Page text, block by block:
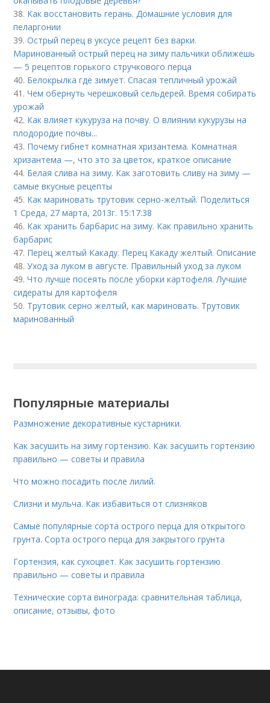
38. Как восстановить герань. Домашние условия для
пеларгонии
39.Острый перец в уксусе рецепт без варки.
Маринованный острый перец на зиму пальчики оближешь
— 5 рецептов горького стручкового перца
40. Белокрылка где зимует. Спасая тепличный урожай
41.Чем обернуть черешковый сельдерей. Время собирать
урожай
42. Как влияет кукуруза на почву. О влиянии кукурузы на
плодородие почвы...
43. Почему гибнет комнатная хризантема. Комнатная
хризантема —, что это за цветок, краткое описание
44. Белая слива на зиму. Как заготовить сливу на зиму —
самые вкусные рецепты
45. Как мариновать трутовик серно-желтый. Поделиться
1 Среда, 27 марта, 2013г. 15:17:38
46. Как хранить барбарис на зиму. Как правильно хранить
барбарис
47. Перец желтый Какаду. Перец Какаду желтый. Описание
48.Уход за луком в августе. Правильный уход за луком
49.Что лучше посеять после уборки картофеля. Лучшие
сидераты для картофеля
50. Трутовик серно желтый, как мариновать. Трутовик
маринованный
Популярные материалы
Размножение декоративные кустарники.
Как засушить на зиму гортензию. Как засушить гортензию
правильно — советы и правила
Что можно посадить после лилий.
Слизни и мульча. Как избавиться от слизняков
Самые популярные сорта острого перца для открытого
грунта. Сорта острого перца для закрытого грунта
Гортензия, как сухоцвет. Как засушить гортензию
правильно — советы и правила
Технические сорта винограда: сравнительная таблица,
описание, отзывы, фото